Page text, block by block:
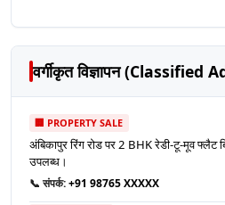
वर्गीकृत विज्ञापन (Classified
🏢 PROPERTY SALE
अंबिकापुर रिंग रोड पर 2 BHK रेडी-टू-मूव फ्लैट
उपलब्ध।
📞 संपर्क:+91 98765 XXXXX